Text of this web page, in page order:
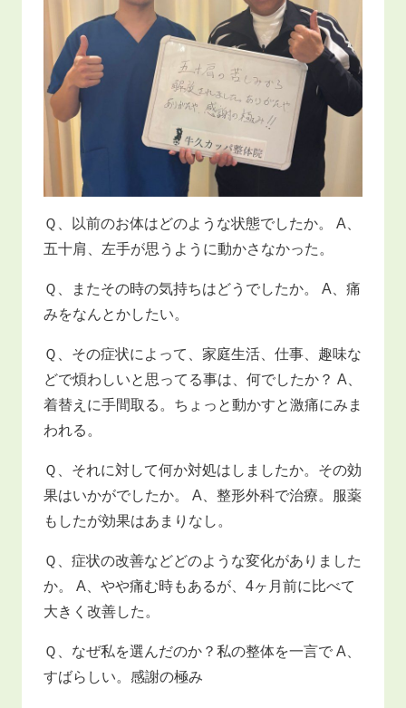
Ｑ、以前のお体はどのような状態でしたか。 A、
五十肩、左手が思うように動かさなかった。
Ｑ、またその時の気持ちはどうでしたか。 A、痛
みをなんとかしたい。
Ｑ、その症状によって、家庭生活、仕事、趣味な
どで煩わしいと思ってる事は、何でしたか？ A、
着替えに手間取る。ちょっと動かすと激痛にみま
われる。
Ｑ、それに対して何か対処はしましたか。その効
果はいかがでしたか。 A、整形外科で治療。服薬
もしたが効果はあまりなし。
Ｑ、症状の改善などどのような変化がありました
か。 A、やや痛む時もあるが、4ヶ月前に比べて
大きく改善した。
Ｑ、なぜ私を選んだのか？私の整体を一言で A、
すばらしい。感謝の極み